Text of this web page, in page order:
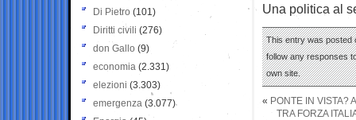
Una politica al
This entry was posted
follow any responses
own site.
« PONTE IN VISTA?
TRA FORZA
Di Pietro (101)
Diritti civili (276)
don Gallo (9)
economia (2.331)
elezioni (3.303)
emergenza (3.077)